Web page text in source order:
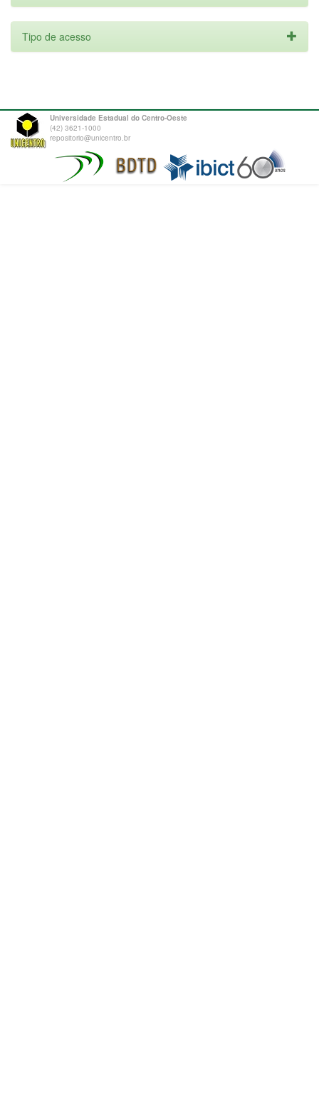
Tipo de acesso
Universidade Estadual do Centro-Oeste
(42) 3621-1000
repositorio@unicentro.br